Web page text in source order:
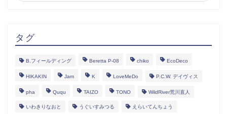
タグ
B.フィールディング Beretta P-08 chiko EcoDeco
HIKAKIN Jam K LoveMeDo P.C.W. デイヴィス
pha Ququ TAIZO TONO WildRiver荒川直人
いわきりなおと うぐいすみつる えらいてんちょう